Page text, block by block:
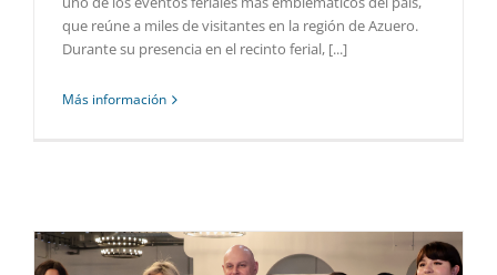
que reúne a miles de visitantes en la región de Azuero.
Durante su presencia en el recinto ferial, [...]
Más información